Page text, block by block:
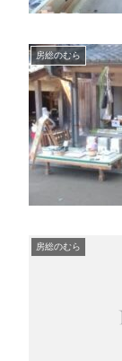
房総のむら
房総のむら